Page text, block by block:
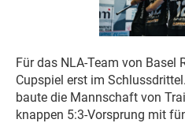
Für das NLA-Team von Basel
Cupspiel erst im
baute die Mannschaft von
knappen 5:3-Vorsprung mit